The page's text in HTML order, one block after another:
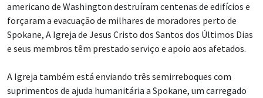
americano de Washington destruíram centenas de edifícios e
forçaram a evacuação de milhares de moradores perto de
Spokane, A Igreja de Jesus Cristo dos Santos dos Últimos Dias
e seus membros têm prestado serviço e apoio aos afetados.
A Igreja também está enviando três semirreboques com
suprimentos de ajuda humanitária a Spokane, um carregado